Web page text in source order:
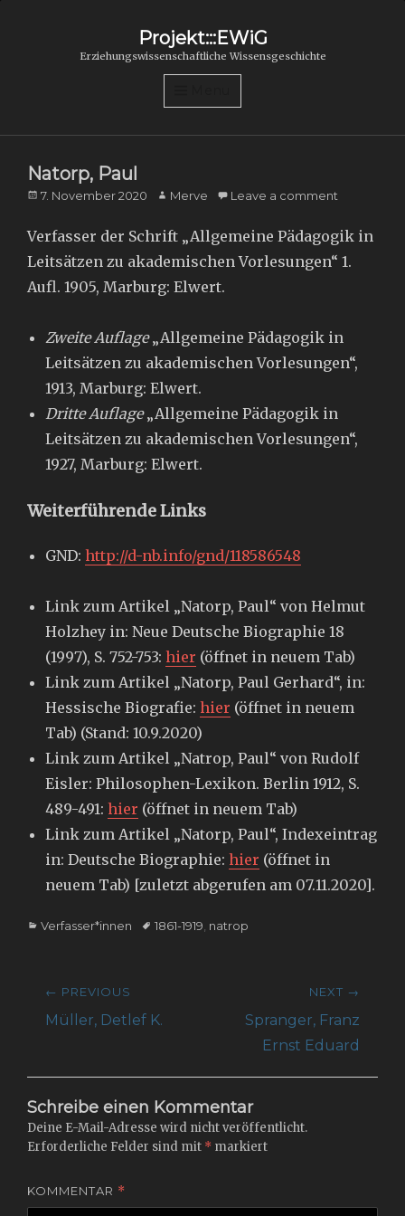
Projekt:::EWiG
Erziehungswissenschaftliche Wissensgeschichte
Natorp, Paul
Posted
7. November 2020 Author
Merve Leave a comment
Verfasser der Schrift „Allgemeine Pädagogik in
Leitsätzen zu akademischen Vorlesungen“ 1.
Aufl. 1905, Marburg: Elwert.
Zweite Auflage„Allgemeine Pädagogik in
Leitsätzen zu akademischen Vorlesungen“,
1913, Marburg: Elwert.
Dritte Auflage„Allgemeine Pädagogik in
Leitsätzen zu akademischen Vorlesungen“,
1927, Marburg: Elwert.
Weiterführende Links
GND: http://d-nb.info/gnd/118586548
Link zum Artikel „Natorp, Paul“ von Helmut
Holzhey in: Neue Deutsche Biographie 18
(1997), S. 752-753: hier (öffnet in neuem Tab)
Link zum Artikel „Natorp, Paul Gerhard“, in:
Hessische Biografie: hier (öffnet in neuem
Tab) (Stand: 10.9.2020)
Link zum Artikel „Natrop, Paul“ von Rudolf
Eisler: Philosophen-Lexikon. Berlin 1912, S.
489-491: hier (öffnet in neuem Tab)
Link zum Artikel „Natorp, Paul“, Indexeintrag
in: Deutsche Biographie: hier (öffnet in
neuem Tab) [zuletzt abgerufen am 07.11.2020].
Categories
Verfasser*innen Tags1861-1919, natrop
Beitragsnavigation
← PREVIOUS
Previous
Müller, Detlef K.
NEXT →
NextSpranger, Franz
Ernst Eduard
Schreibe einen Kommentar
Deine E-Mail-Adresse wird nicht veröffentlicht.
Erforderliche Felder sind mit * markiert
KOMMENTAR *